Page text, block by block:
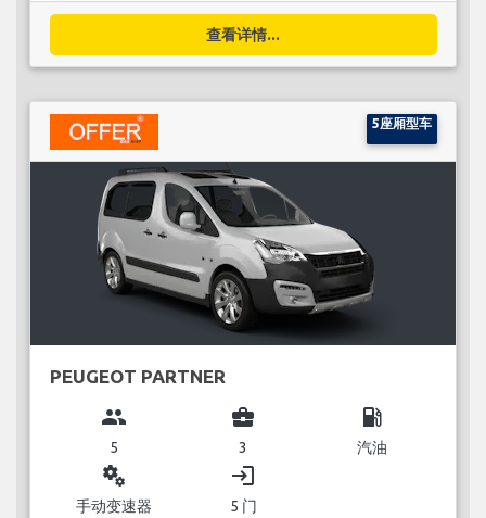
查看详情...
5座厢型车
PEUGEOT PARTNER
group
5
business_center
3
local_gas_station
汽油
miscellaneous_services
手动变速器
login
5 门